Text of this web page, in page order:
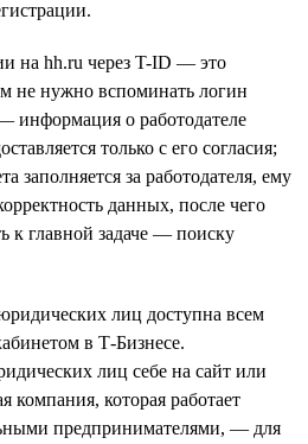
на hh.ru через T-ID — это
не нужно вспоминать логин
информация о работодателе
только с его согласия;
заполняется за работодателя, ему
данных, после чего
к главной задаче — поиску
лиц доступна всем
в Т-Бизнесе.
лиц себе на сайт или
которая работает
предпринимателями, — для